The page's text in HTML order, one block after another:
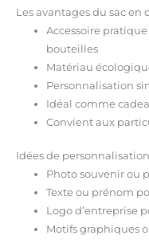
Les avantages du sac en
Accessoire
bouteilles
Matériau
Personnalisation
Idéal comme
Convient aux
Idées de personnalisation
Photo souvenir ou
Texte ou prénom
Logo d’entreprise
Motifs graphiques